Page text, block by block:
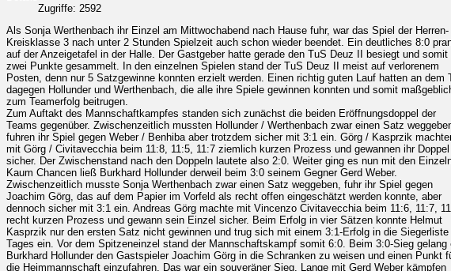
Zugriffe: 2592
Als Sonja Werthenbach ihr Einzel am Mittwochabend nach Hause fuhr, war das Spiel der Herren-
Kreisklasse 3 nach unter 2 Stunden Spielzeit auch schon wieder beendet. Ein deutliches 8:0
auf der Anzeigetafel in der Halle. Der Gastgeber hatte gerade den TuS Deuz II besiegt und somit
zwei Punkte gesammelt. In den einzelnen Spielen stand der TuS Deuz II meist auf verlorenem
Posten, denn nur 5 Satzgewinne konnten erzielt werden. Einen richtig guten Lauf hatten an dem
dagegen Hollunder und Werthenbach, die alle ihre Spiele gewinnen konnten und somit
zum Teamerfolg beitrugen.
Zum Auftakt des Mannschaftkampfes standen sich zunächst die beiden Eröffnungsdoppel der
Teams gegenüber. Zwischenzeitlich mussten Hollunder / Werthenbach zwar einen Satz
fuhren ihr Spiel gegen Weber / Benhiba aber trotzdem sicher mit 3:1 ein. Görg / Kasprzik
mit Görg / Civitavecchia beim 11:8, 11:5, 11:7 ziemlich kurzen Prozess und gewannen ihr Doppel
sicher. Der Zwischenstand nach den Doppeln lautete also 2:0. Weiter ging es nun mit den
Kaum Chancen ließ Burkhard Hollunder derweil beim 3:0 seinem Gegner Gerd Weber.
Zwischenzeitlich musste Sonja Werthenbach zwar einen Satz weggeben, fuhr ihr Spiel gegen
Joachim Görg, das auf dem Papier im Vorfeld als recht offen eingeschätzt werden konnte, aber
dennoch sicher mit 3:1 ein. Andreas Görg machte mit Vincenzo Civitavecchia beim 11:6, 11:7,
recht kurzen Prozess und gewann sein Einzel sicher. Beim Erfolg in vier Sätzen konnte Helmut
Kasprzik nur den ersten Satz nicht gewinnen und trug sich mit einem 3:1-Erfolg in die Siegerliste
Tages ein. Vor dem Spitzeneinzel stand der Mannschaftskampf somit 6:0. Beim 3:0-Sieg gelang
Burkhard Hollunder den Gastspieler Joachim Görg in die Schranken zu weisen und einen Punkt
die Heimmannschaft einzufahren. Das war ein souveräner Sieg. Lange mit Gerd Weber kämpfen